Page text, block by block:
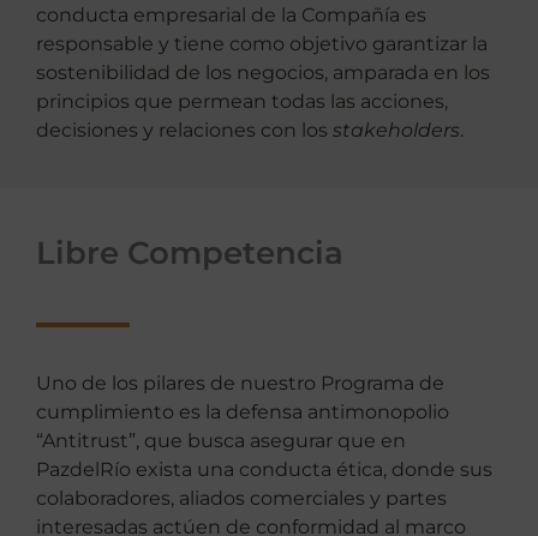
conducta empresarial de la Compañía es
responsable y tiene como objetivo garantizar la
sostenibilidad de los negocios, amparada en los
principios que permean todas las acciones,
decisiones y relaciones con los stakeholders.
Libre Competencia
Uno de los pilares de nuestro Programa de
cumplimiento es la defensa antimonopolio
“Antitrust”, que busca asegurar que en
PazdelRío exista una conducta ética, donde sus
colaboradores, aliados comerciales y partes
interesadas actúen de conformidad al marco